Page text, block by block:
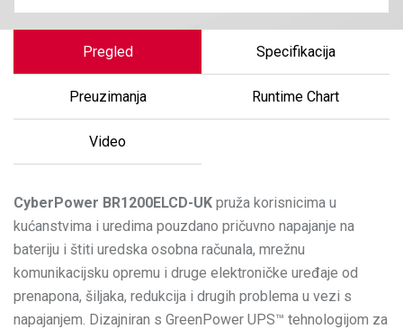
Pregled Specifikacija
Preuzimanja Runtime Chart
Video
CyberPower BR1200ELCD-UK pruža korisnicima u
kućanstvima i uredima pouzdano pričuvno napajanje na
bateriju i štiti uredska osobna računala, mrežnu
komunikacijsku opremu i druge elektroničke uređaje od
prenapona, šiljaka, redukcija i drugih problema u vezi s
napajanjem. Dizajniran s GreenPower UPS™ tehnologijom za